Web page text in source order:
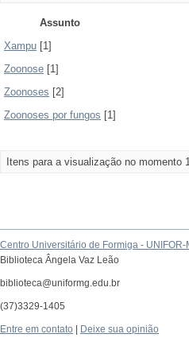
Assunto
Xampu [1]
Zoonose [1]
Zoonoses [2]
Zoonoses por fungos [1]
Itens para a visualização no momento
Centro Universitário de Formiga - UNIFOR-
Biblioteca Ângela Vaz Leão
biblioteca@uniformg.edu.br
(37)3329-1405
Entre em contato Deixe sua opinião